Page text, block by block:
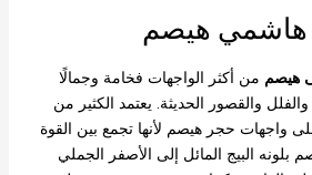
هاشمي هيصم
هيصم من أكثر الواجهات فخامة وجمالًا
والقصور الحديثة. يعتمد الكثير من
واجهات حجر هيصم لأنها تجمع بين القوة
بلونه البيج المائل إلى الأصفر الجملي